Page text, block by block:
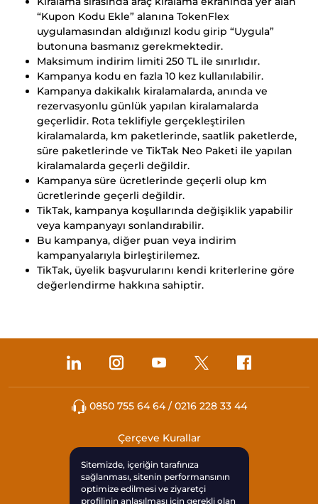
“Kupon Kodu Ekle” alanına TokenFlex
uygulamasından aldığınızl kodu girip “Uygula”
butonuna basmanız gerekmektedir.
Maksimum indirim limiti 250 TL ile sınırlıdır.
Kampanya kodu en fazla 10 kez kullanılabilir.
Kampanya dakikalık kiralamalarda, anında ve
rezervasyonlu günlük yapılan kiralamalarda
geçerlidir. Rota teklifiyle gerçekleştirilen
kiralamalarda, km paketlerinde, saatlik paketlerde,
süre paketlerinde ve TikTak Neo Paketi ile yapılan
kiralamalarda geçerli değildir.
Kampanya süre ücretlerinde geçerli olup km
ücretlerinde geçerli değildir.
TikTak, kampanya koşullarında değişiklik yapabilir
veya kampanyayı sonlandırabilir.
Bu kampanya, diğer puan veya indirim
kampanyalarıyla birleştirilemez.
TikTak, üyelik başvurularını kendi kriterlerine göre
değerlendirme hakkına sahiptir.
0850 755 64 64 / 0216 228 33 44
Çerçeve Kurallar
KVKK
Sitemizde, içeriğin tarafınıza
sağlanması, sitenin performansının
optimize edilmesi ve ziyaretçi
profilinin anlaşılması için gerekli olan